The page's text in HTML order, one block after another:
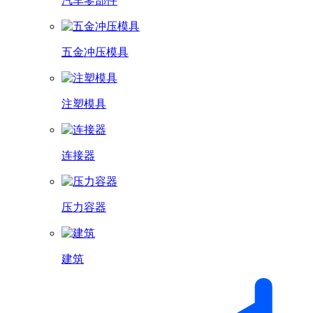
五金冲压模具
注塑模具
连接器
压力容器
建筑